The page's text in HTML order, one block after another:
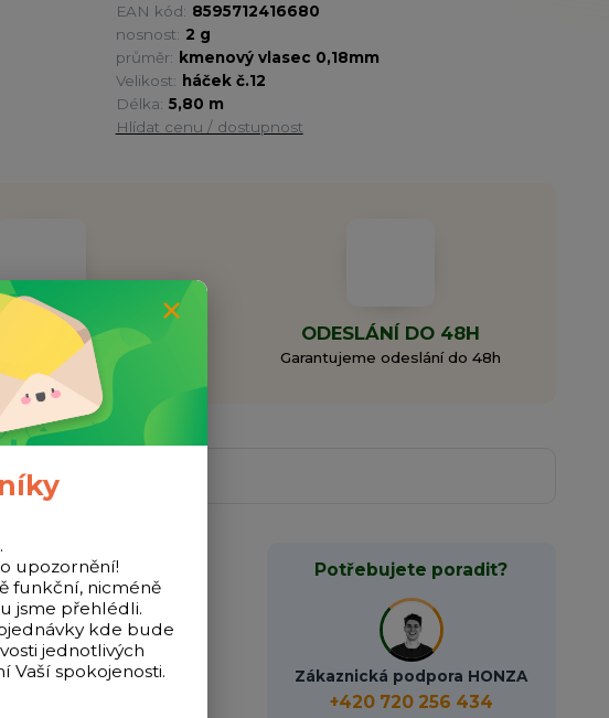
EAN kód: 8595712416680
nosnost: 2 g
průměr: kmenový vlasec 0,18mm
Velikost: háček č.12
Délka: 5,80 m
Hlídat cenu / dostupnost
ZDARMA
nad 1000 Kč
ODESLÁNÍ DO 48H
Garantujeme odeslání do 48h
plavanou.
Potřebujete poradit?
Zákaznická podpora HONZA
+420 720 256 434
upozornění!
funkční, nicméně
jsme přehlédli.
kde bude
jednotlivých
Vaší spokojenosti.